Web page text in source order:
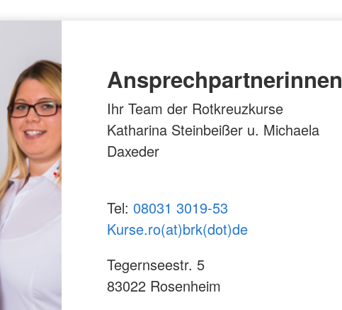
Ansprechpartnerinnen
Ihr Team der Rotkreuzkurse
Katharina Steinbeißer u. Michaela
Daxeder
Tel: 08031 3019-53
Kurse.ro(at)brk(dot)de
Tegernseestr. 5
83022 Rosenheim